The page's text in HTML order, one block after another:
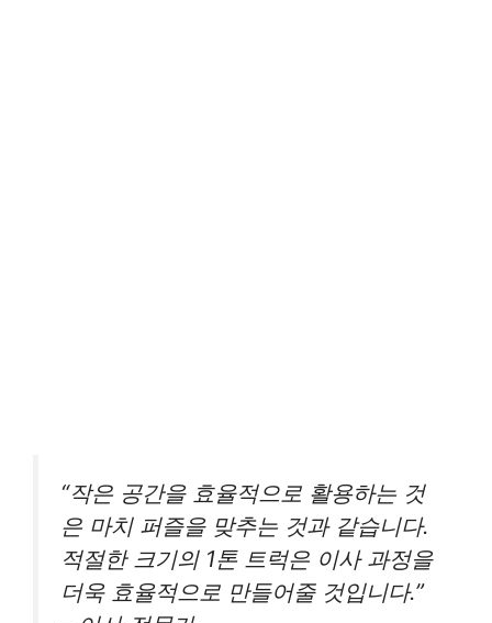
“작은 공간을 효율적으로 활용하는 것
은 마치 퍼즐을 맞추는 것과 같습니다.
적절한 크기의 1톤 트럭은 이사 과정을
더욱 효율적으로 만들어줄 것입니다.”